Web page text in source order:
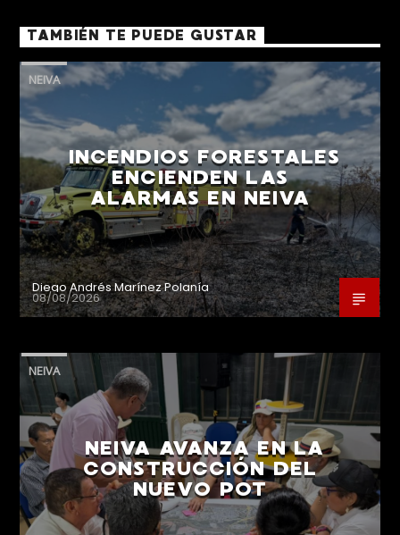
TAMBIÉN TE PUEDE GUSTAR
NEIVA
INCENDIOS FORESTALES
ENCIENDEN LAS
ALARMAS EN NEIVA
Diego Andrés Marínez Polanía
08/08/2026
NEIVA
NEIVA AVANZA EN LA
CONSTRUCCIÓN DEL
NUEVO POT